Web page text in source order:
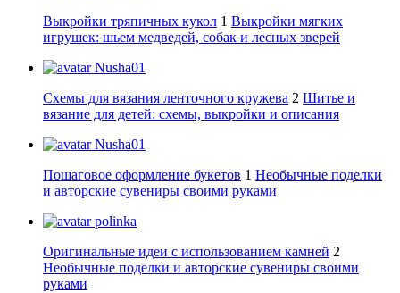
Выкройки тряпичных кукол 1 Выкройки мягких
игрушек: шьем медведей, собак и лесных зверей
Nusha01
Схемы для вязания ленточного кружева 2 Шитье и
вязание для детей: схемы, выкройки и описания
Nusha01
Пошаговое оформление букетов 1 Необычные поделки
и авторские сувениры своими руками
polinka
Оригинальные идеи с использованием камней 2
Необычные поделки и авторские сувениры своими
руками